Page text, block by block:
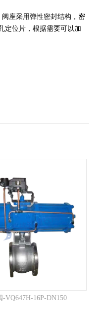
座采用弹性密封结构，密
定位片，根据需要可以加
-VQ647H-16P-DN150